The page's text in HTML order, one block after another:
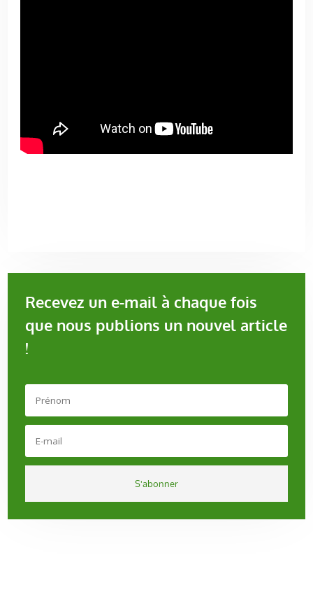
Recevez un e-mail à chaque fois
que nous publions un nouvel article
!
S'abonner